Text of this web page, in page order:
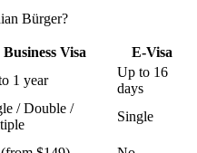
Bürger?
Business Visa
E-Visa
1 year
Up to 16
days
/ Double /
Single